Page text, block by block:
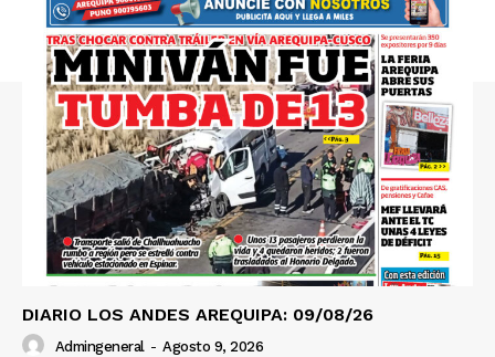
DIARIO LOS ANDES AREQUIPA: 09/08/26
Admingeneral - Agosto 9, 2026